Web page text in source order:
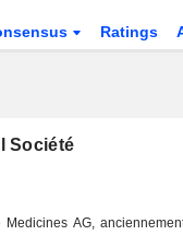
Ratings
Société
Medicines AG,